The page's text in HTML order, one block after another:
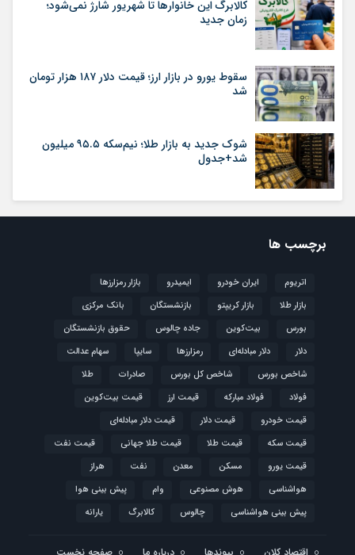
کالابرگ این خانوارها تا شهریور شارژ نمی‌شود؛
زمان جدید
سقوط یورو در بازار ارز؛ قیمت دلار ۱۸۷ هزار تومان
شد
شوک جدید به بازار طلا؛ نیم‌سکه ۹۵.۵ میلیون
شد+جدول
برچسب ها
اتریوم ایران خودرو ایمیدرو
بازار رمزارزها
بازار طلا
بازار کریپتو بازنشستگان
بانک مرکزی
بورس
بیت‌کوین جاده چالوس
حقوق بازنشستگان
دلار
دلار مبادله‌ای رمزارزها سایپا
سهام عدالت
شاخص بورس
شاخص کل بورس صادرات
طلا
فولاد
فولاد مبارکه قیمت ارز
قیمت بیت‌کوین
قیمت خودرو
قیمت دلار
قیمت دلار مبادله‌ای
قیمت سکه
قیمت طلا قیمت طلا جهانی
قیمت نفت
قیمت یورو
مسکن معدن نفت
هراز
هواشناسی
هوش مصنوعی وام
پیش بینی هوا
پیش بینی هواشناسی
چالوس کالابرگ یارانه